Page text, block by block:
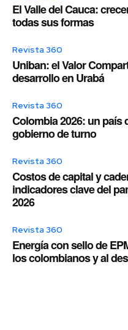
El Valle del Cauca:
todas sus formas
Revista 360
Uniban: el Valor
desarrollo en Urabá
Revista 360
Colombia 2026: un país
gobierno de turno
Revista 360
Costos de capital y
indicadores clave del
2026
Revista 360
Energía con sello de
los colombianos y al